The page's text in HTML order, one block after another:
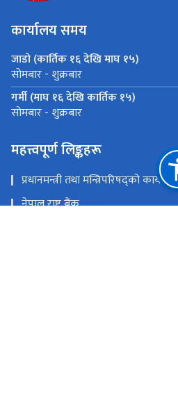
कार्यालय समय
जाडो (कार्तिक १६ देखि माघ १५)
सोमबार - शुक्रबार
गर्मी (माघ १६ देखि कार्तिक १५)
सोमबार - शुक्रबार
महत्त्वपूर्ण लिङ्कहरू
प्रधानमन्त्री तथा मन्त्रिपरिषद्को कार्यालय
नेपाल राष्ट्र बैंक